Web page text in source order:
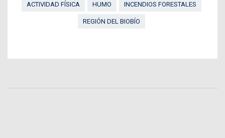
ACTIVIDAD FÍSICA
HUMO INCENDIOS FORESTALES
REGIÓN DEL BIOBÍO